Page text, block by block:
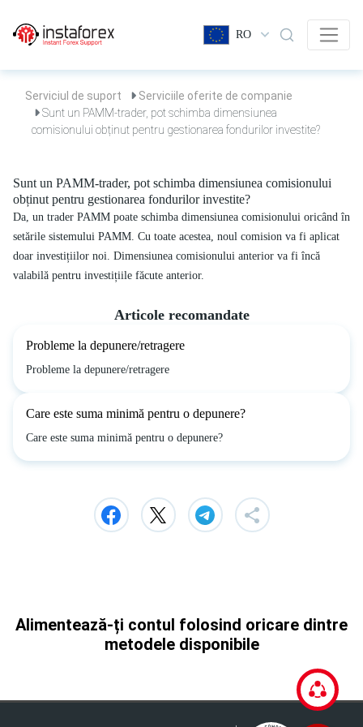
RO
Serviciul de suport
Serviciile oferite de companie
Sunt un PAMM-trader, pot schimba dimensiunea
comisionului obținut pentru gestionarea fondurilor investite?
Sunt un PAMM-trader, pot schimba dimensiunea comisionului
obținut pentru gestionarea fondurilor investite?
Da, un trader PAMM poate schimba dimensiunea comisionului oricând în
setările sistemului PAMM. Cu toate acestea, noul comision va fi aplicat
doar investițiilor noi. Dimensiunea comisionului anterior va fi încă
valabilă pentru investițiile făcute anterior.
Articole recomandate
Probleme la depunere/retragere
Probleme la depunere/retragere
Care este suma minimă pentru o depunere?
Care este suma minimă pentru o depunere?
Alimentează-ți contul folosind oricare dintre
metodele disponibile